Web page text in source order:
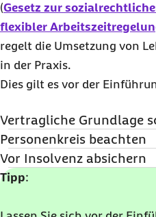
(Gesetz zur
flexibler
regelt die Umsetzung von
in der Praxis.
Dies gilt es vor der
Vertragliche Grundlage
Ihre Mitarbeitenden können nur
Zeitwertkonto ansparen, wenn es
arbeitsvertragliche Regelung gibt.
Betriebsvereinbarung oder in einem
Personenkreis beachten
Grundsätzlich können Sie
vereinbaren. Dies ist unabhängig
geringfügig Beschäftigte
Aber es gibt auch Ausnahmen: Laut
Vor Insolvenz absichern
Als Arbeitgeber sind Sie
Tipp: